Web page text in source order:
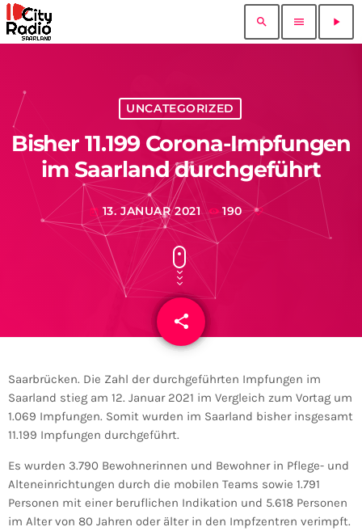
search menu play_arrow
UNCATEGORIZED
Bisher 11.199 Corona-Impfungen
im Saarland durchgeführt
today 13. JANUAR 2021 190
share
email
Saarbrücken. Die Zahl der durchgeführten Impfungen im
Saarland stieg am 12. Januar 2021 im Vergleich zum Vortag um
1.069 Impfungen. Somit wurden im Saarland bisher insgesamt
11.199 Impfungen durchgeführt.
Es wurden 3.790 Bewohnerinnen und Bewohner in Pflege- und
Alteneinrichtungen durch die mobilen Teams sowie 1.791
Personen mit einer beruflichen Indikation und 5.618 Personen
im Alter von 80 Jahren oder älter in den Impfzentren verimpft.